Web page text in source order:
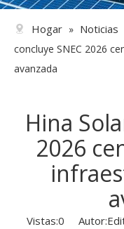
Hogar » Noticias
concluye SNEC 2026
avanzada
Hina
2026
Vistas:0